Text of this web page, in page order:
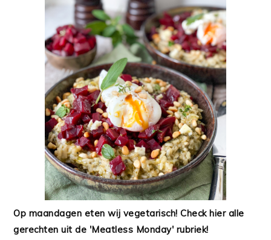
Op maandagen eten wij vegetarisch! Check hier alle
gerechten uit de 'Meatless Monday' rubriek!